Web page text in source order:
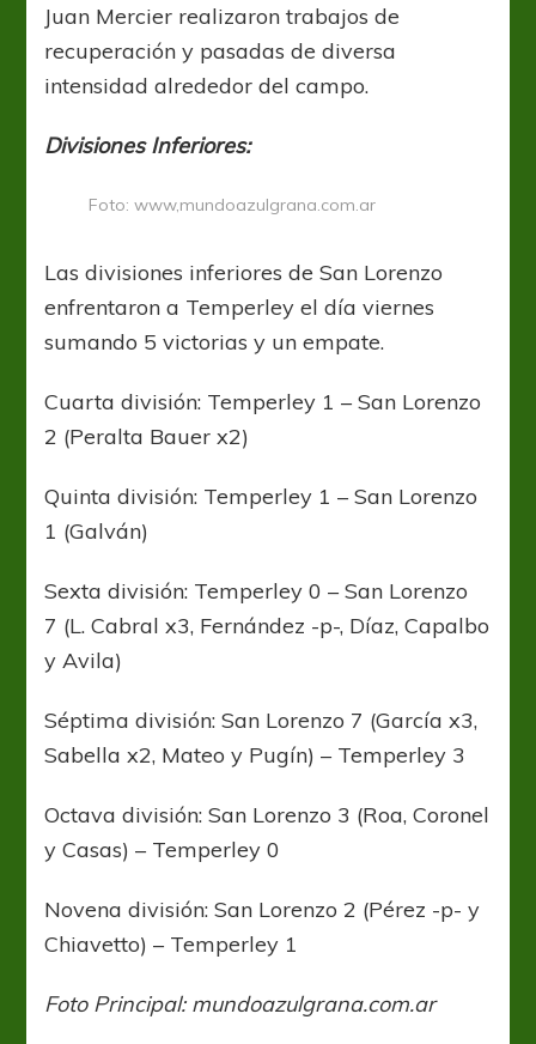
Juan Mercier realizaron trabajos de
recuperación y pasadas de diversa
intensidad alrededor del campo.
Divisiones Inferiores:
Foto: www,mundoazulgrana.com.ar
Las divisiones inferiores de San Lorenzo
enfrentaron a Temperley el día viernes
sumando 5 victorias y un empate.
Cuarta división: Temperley 1 – San Lorenzo
2 (Peralta Bauer x2)
Quinta división: Temperley 1 – San Lorenzo
1 (Galván)
Sexta división: Temperley 0 – San Lorenzo
7 (L. Cabral x3, Fernández -p-, Díaz, Capalbo
y Avila)
Séptima división: San Lorenzo 7 (García x3,
Sabella x2, Mateo y Pugín) – Temperley 3
Octava división: San Lorenzo 3 (Roa, Coronel
y Casas) – Temperley 0
Novena división: San Lorenzo 2 (Pérez -p- y
Chiavetto) – Temperley 1
Foto Principal: mundoazulgrana.com.ar